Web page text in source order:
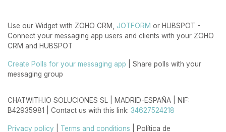
Use our Widget with ZOHO CRM, JOTFORM or HUBSPOT -
Connect your messaging app users and clients with your ZOHO
CRM and HUBSPOT
Create Polls for your messaging app | Share polls with your
messaging group
CHATWITH.IO SOLUCIONES SL | MADRID-ESPAÑA | NIF:
B42935981 | Contact us with this link: 34627524218
Privacy policy Terms and conditions | Política de